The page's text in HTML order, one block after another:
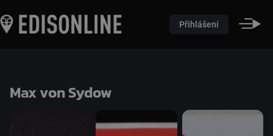
Přihlášení
Max von Sydow